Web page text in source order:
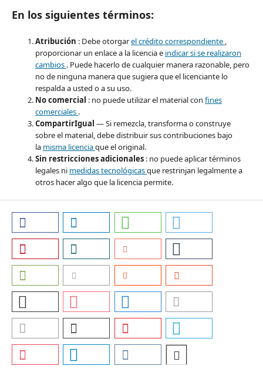
En los siguientes términos:
Atribución : Debe otorgarel crédito correspondiente ,
proporcionar un enlace a la licencia e indicar si se realizaron
cambios . Puede hacerlo de cualquier manera razonable, pero
no de ninguna manera que sugiera que el licenciante lo
respalda a usted o a su uso.
No comercial : no puede utilizar el material con fines
comerciales .
CompartirIgual — Si remezcla, transforma o construye
sobre el material, debe distribuir sus contribuciones bajo
la misma licenciaque el original.
Sin restricciones adicionales : no puede aplicar términos
legales ni medidas tecnológicasque restrinjan legalmente a
otros hacer algo que la licencia permite.